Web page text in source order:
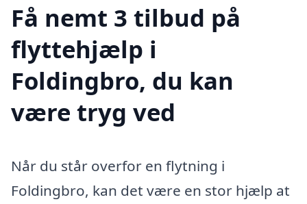
Få nemt 3 tilbud på
flyttehjælp i
Foldingbro, du kan
være tryg ved
Når du står overfor en flytning i
Foldingbro, kan det være en stor hjælp at